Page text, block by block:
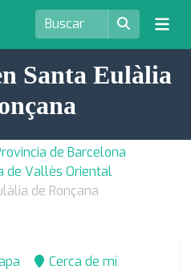
Santa Eulàlia
de Barcelona
de Vallès Oriental
de Ronçana
Cerca de mí